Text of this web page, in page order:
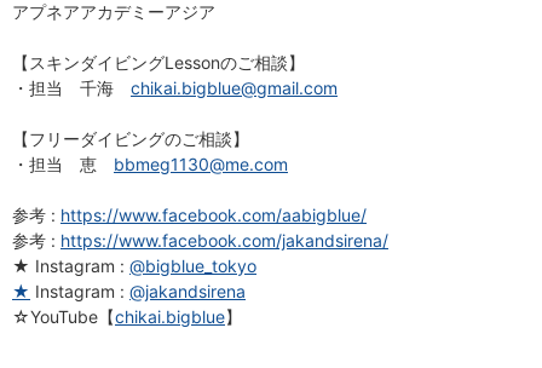
アプネアアカデミーアジア
【スキンダイビングLessonのご相談】
・担当 千海 chikai.bigblue@gmail.com
【フリーダイビングのご相談】
・担当 恵 bbmeg1130@me.com
参考 : https://www.facebook.com/aabigblue/
参考 : https://www.facebook.com/jakandsirena/
★ Instagram : @bigblue_tokyo
★ Instagram : @jakandsirena
☆YouTube【chikai.bigblue】